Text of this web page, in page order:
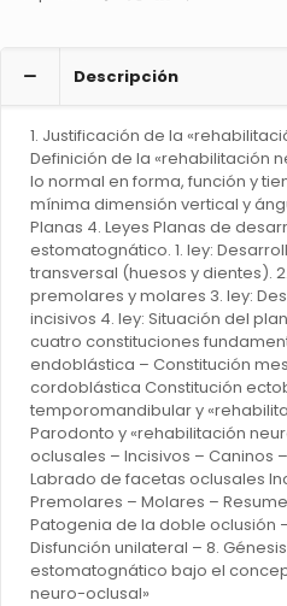
Descripción
1. Justificación de la
Definición de la «rehabilitación
lo normal en forma, función y
mínima dimensión vertical y
Planas 4. Leyes Planas de
estomatognático. 1. ley:
transversal (huesos y dientes).
premolares y molares 3. ley:
incisivos 4. ley: Situación del
cuatro constituciones
endoblástica – Constitución
cordoblástica Constitución
temporomandibular y
Parodonto y «rehabilitación
oclusales – Incisivos – Caninos
Labrado de facetas oclusales
Premolares – Molares –
Patogenia de la doble oclusión
Disfunción unilateral – 8.
estomatognático bajo el
neuro-oclusal»